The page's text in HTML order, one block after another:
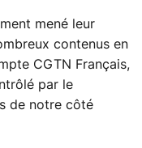
mené leur
contenus en
CGTN Français,
par le
de notre côté